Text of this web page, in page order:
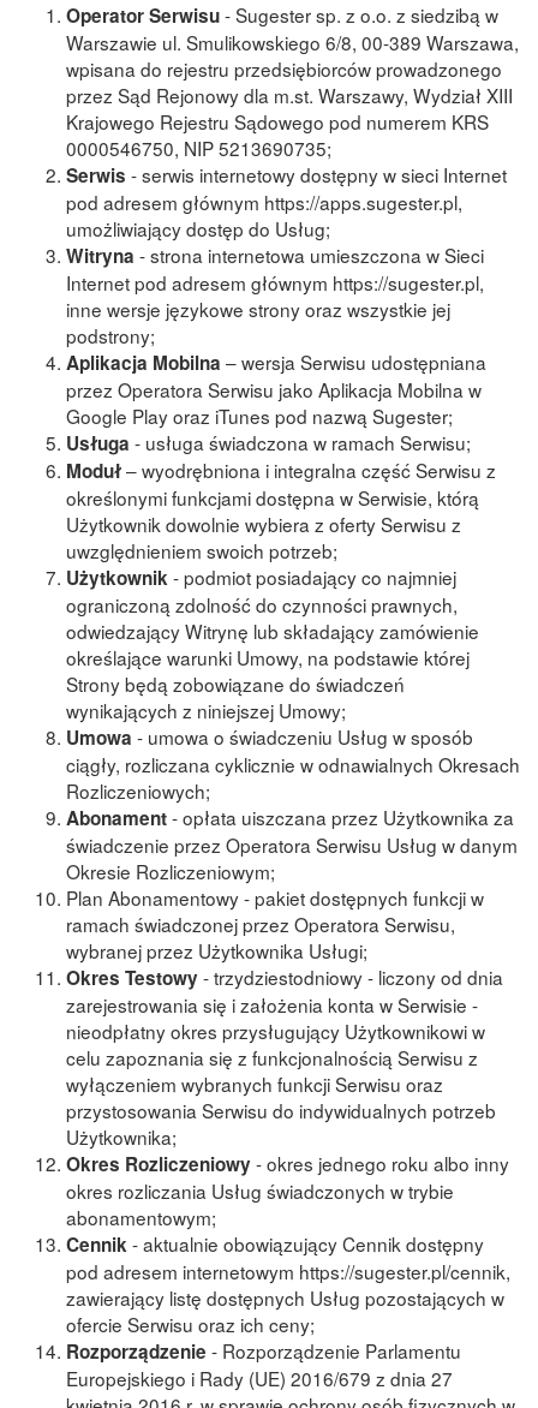
Operator Serwisu- Sugester sp. z o.o. z siedzibą w
Warszawie ul. Smulikowskiego 6/8, 00-389 Warszawa,
wpisana do rejestru przedsiębiorców prowadzonego
przez Sąd Rejonowy dla m.st. Warszawy, Wydział XIII
Krajowego Rejestru Sądowego pod numerem KRS
0000546750, NIP 5213690735;
Serwis - serwis internetowy dostępny w sieci Internet
pod adresem głównym https://apps.sugester.pl,
umożliwiający dostęp do Usług;
Witryna - strona internetowa umieszczona w Sieci
Internet pod adresem głównym https://sugester.pl,
inne wersje językowe strony oraz wszystkie jej
podstrony;
Aplikacja Mobilna – wersja Serwisu udostępniana
przez Operatora Serwisu jako Aplikacja Mobilna w
Google Play oraz iTunes pod nazwą Sugester;
Usługa - usługa świadczona w ramach Serwisu;
Moduł– wyodrębniona i integralna część Serwisu z
określonymi funkcjami dostępna w Serwisie, ktόrą
Użytkownik dowolnie wybiera z oferty Serwisu z
uwzględnieniem swoich potrzeb;
Użytkownik- podmiot posiadający co najmniej
ograniczoną zdolność do czynności prawnych,
odwiedzający Witrynę lub składający zamówienie
określające warunki Umowy, na podstawie której
Strony będą zobowiązane do świadczeń
wynikających z niniejszej Umowy;
Umowa - umowa o świadczeniu Usług w sposób
ciągły, rozliczana cyklicznie w odnawialnych Okresach
Rozliczeniowych;
Abonament- opłata uiszczana przez Użytkownika za
świadczenie przez Operatora Serwisu Usług w danym
Okresie Rozliczeniowym;
Plan Abonamentowy - pakiet dostępnych funkcji w
ramach świadczonej przez Operatora Serwisu,
wybranej przez Użytkownika Usługi;
Okres Testowy- trzydziestodniowy - liczony od dnia
zarejestrowania się i założenia konta w Serwisie -
nieodpłatny okres przysługujący Użytkownikowi w
celu zapoznania się z funkcjonalnością Serwisu z
wyłączeniem wybranych funkcji Serwisu oraz
przystosowania Serwisu do indywidualnych potrzeb
Użytkownika;
Okres Rozliczeniowy- okres jednego roku albo inny
okres rozliczania Usług świadczonych w trybie
abonamentowym;
Cennik- aktualnie obowiązujący Cennik dostępny
pod adresem internetowym https://sugester.pl/cennik,
zawierający listę dostępnych Usług pozostających w
ofercie Serwisu oraz ich ceny;
Rozporządzenie - Rozporządzenie Parlamentu
Europejskiego i Rady (UE) 2016/679 z dnia 27